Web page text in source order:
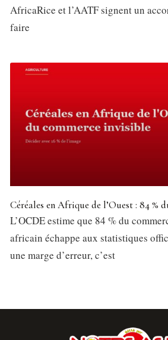
AfricaRice et l’AATF signent un
faire
Céréales en Afrique de l’Ouest : 84 %
L’OCDE estime que 84 % du
africain échappe aux statistiques
une marge d’erreur, c’est